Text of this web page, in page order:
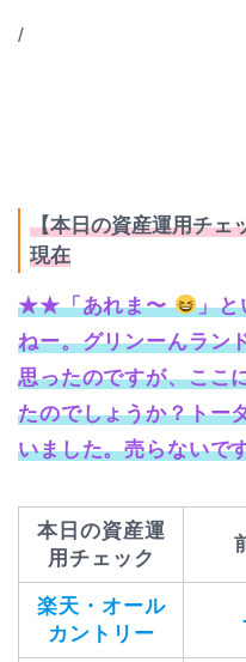
/
【本日の資産運用チェ
現在
★★「あれま〜
」と
ねー。グリンーんラン
思ったのですが、ここ
たのでしょうか？トー
いました。売らないで
本日の資産運
用チェック
楽天・オール
カントリー